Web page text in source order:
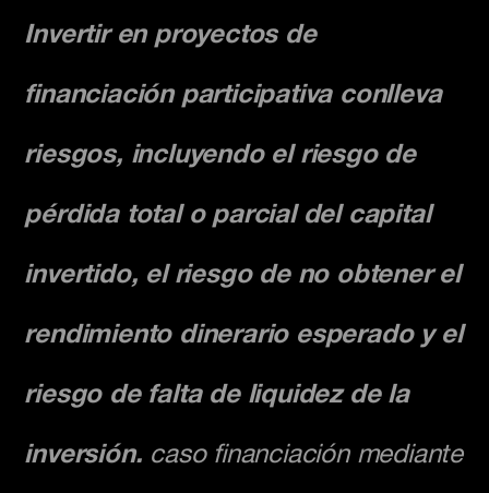
Invertir en proyectos de
financiación participativa conlleva
riesgos, incluyendo el riesgo de
pérdida total o parcial del capital
invertido, el riesgo de no obtener el
rendimiento dinerario esperado y el
riesgo de falta de liquidez de la
inversión. caso financiación mediante